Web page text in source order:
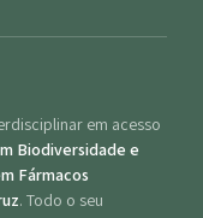
em acesso
Biodiversidade e
Fármacos
. Todo o seu